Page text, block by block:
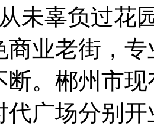
辜负过花
商业老街，
断。郴州市
代广场分别